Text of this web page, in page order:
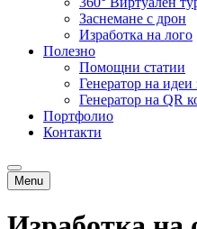
Заснемане с дрон
Изработка на лого
Полезно
Помощни статии
Генератор на идеи
Генератор на QR
Портфолио
Контакти
Menu